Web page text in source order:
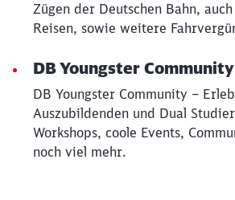
Zügen der Deutschen Bahn,
Reisen, sowie weitere
DB Youngster Community
DB Youngster Community –
Auszubildenden und Dual
Workshops, coole Events,
noch viel mehr.